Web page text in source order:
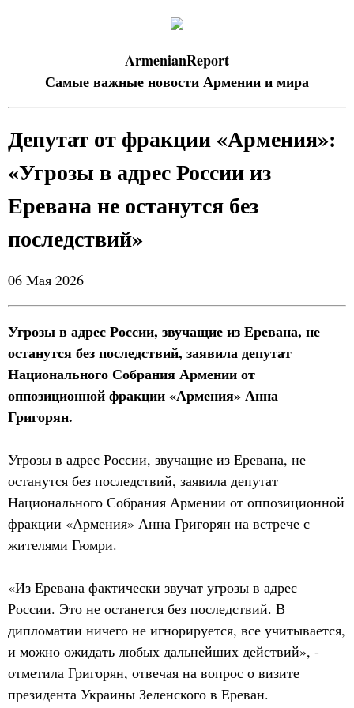
ArmenianReport
Самые важные новости Армении и мира
Депутат от фракции «Армения»:
«Угрозы в адрес России из
Еревана не останутся без
последствий»
06 Мая 2026
Угрозы в адрес России, звучащие из Еревана, не
останутся без последствий, заявила депутат
Национального Собрания Армении от
оппозиционной фракции «Армения» Анна
Григорян.
Угрозы в адрес России, звучащие из Еревана, не
останутся без последствий, заявила депутат
Национального Собрания Армении от оппозиционной
фракции «Армения» Анна Григорян на встрече с
жителями Гюмри.
«Из Еревана фактически звучат угрозы в адрес
России. Это не останется без последствий. В
дипломатии ничего не игнорируется, все учитывается,
и можно ожидать любых дальнейших действий», -
отметила Григорян, отвечая на вопрос о визите
президента Украины Зеленского в Ереван.